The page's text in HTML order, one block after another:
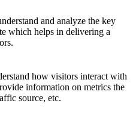
and analyze the key
which helps in delivering a
how visitors interact with
information on metrics the
source, etc.